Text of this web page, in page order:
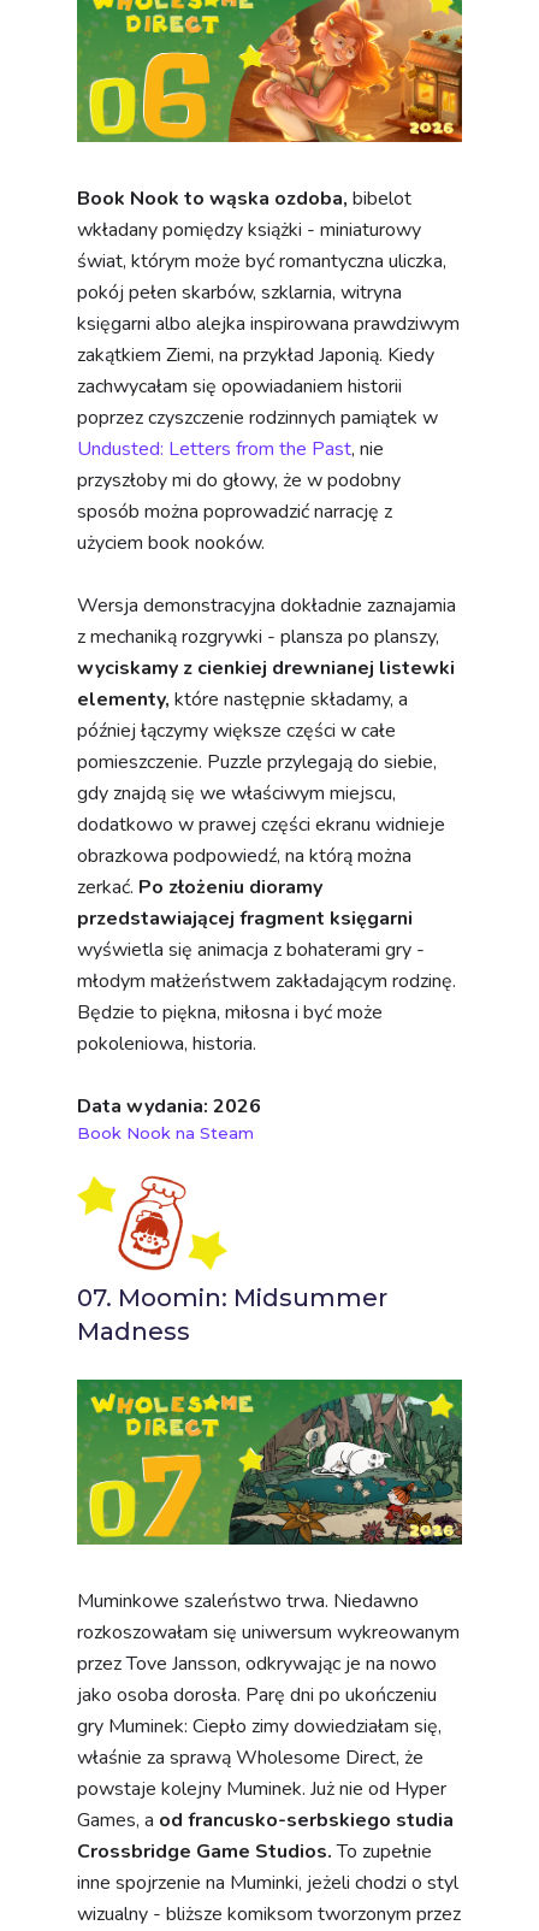
Book Nook to wąska ozdoba, bibelot
wkładany pomiędzy książki - miniaturowy
świat, którym może być romantyczna uliczka,
pokój pełen skarbów, szklarnia, witryna
księgarni albo alejka inspirowana prawdziwym
zakątkiem Ziemi, na przykład Japonią. Kiedy
zachwycałam się opowiadaniem historii
poprzez czyszczenie rodzinnych pamiątek w
Undusted: Letters from the Past, nie
przyszłoby mi do głowy, że w podobny
sposób można poprowadzić narrację z
użyciem book nooków.
Wersja demonstracyjna dokładnie zaznajamia
z mechaniką rozgrywki - plansza po planszy,
wyciskamy z cienkiej drewnianej listewki
elementy, które następnie składamy, a
później łączymy większe części w całe
pomieszczenie. Puzzle przylegają do siebie,
gdy znajdą się we właściwym miejscu,
dodatkowo w prawej części ekranu widnieje
obrazkowa podpowiedź, na którą można
zerkać. Po złożeniu dioramy
przedstawiającej fragment księgarni
wyświetla się animacja z bohaterami gry -
młodym małżeństwem zakładającym rodzinę.
Będzie to piękna, miłosna i być może
pokoleniowa, historia.
Data wydania: 2026
Book Nook na Steam
07. Moomin: Midsummer
Madness
Muminkowe szaleństwo trwa. Niedawno
rozkoszowałam się uniwersum wykreowanym
przez Tove Jansson, odkrywając je na nowo
jako osoba dorosła. Parę dni po ukończeniu
gry Muminek: Ciepło zimy dowiedziałam się,
właśnie za sprawą Wholesome Direct, że
powstaje kolejny Muminek. Już nie od Hyper
Games, a od francusko-serbskiego studia
Crossbridge Game Studios.To zupełnie
inne spojrzenie na Muminki, jeżeli chodzi o styl
wizualny - bliższe komiksom tworzonym przez
Zgoda na pliki cookie
Ta strona korzysta z plików cookies, które
pomagają jej funkcjonować i śledzić sposób
interakcji z nią. Dzięki temu możemy zapewnić
lepszą, spersonalizowaną obsługę.
Ustawienia Zaakceptuj wszystkie